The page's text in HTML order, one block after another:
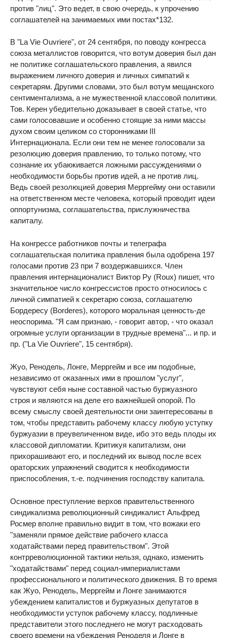
против "лиц". Это ведет, в свою очередь, к упрочению
соглашателей на занимаемых ими постах*132.
В "La Vie Ouvriere", от 24 сентября, по поводу конгресса
союза металлистов говорится, что вотум доверия был дан
не политике соглашательского правления, а явился
выражением личного доверия и личных симпатий к
секретарям. Другими словами, это был вотум мещанского
сентиментализма, а не мужественной классовой политики.
Тов. Керен убедительно доказывает в своей статье, что
сами голосовавшие и особенно стоящие за ними массы
духом своим целиком со сторонниками III
Интернационала. Если они тем не менее голосовали за
резолюцию доверия правлению, то только потому, что
сознание их убаюкивается ложными рассуждениями о
необходимости борьбы против идей, а не против лиц.
Ведь своей резолюцией доверия Мерргейму они оставили
на ответственном месте человека, который проводит идеи
оппортунизма, соглашательства, прислужничества
капиталу.
На конгрессе работников почты и телеграфа
соглашательская политика правления была одобрена 197
голосами против 23 при 7 воздержавшихся. Член
правления интернационалист Виктор Ру (Roux) пишет, что
значительное число конгрессистов просто относилось с
личной симпатией к секретарю союза, соглашателю
Бордересу (Borderes), которого моральная ценность-де
неоспорима. "Я сам признаю, - говорит автор, - что оказал
огромные услуги организации в трудные времена"... и пр. и
пр. ("La Vie Ouvriere", 15 сентября).
Жуо, Ренодель, Лонге, Мерргейм и все им подобные,
независимо от оказанных ими в прошлом "услуг",
чувствуют себя ныне составной частью буржуазного
строя и являются на деле его важнейшей опорой. По
всему смыслу своей деятельности они заинтересованы в
том, чтобы представить рабочему классу любую уступку
буржуазии в преувеличенном виде, ибо это ведь плоды их
классовой дипломатии. Критикуя капитализм, они
прихорашивают его, и последний их вывод после всех
ораторских упражнений сводится к необходимости
приспособления, т.-е. подчинения господству капитала.
Основное преступление верхов правительственного
синдикализма революционный синдикалист Альфред
Росмер вполне правильно видит в том, что вожаки его
"заменяли прямое действие рабочего класса
ходатайствами перед правительством". Этой
контрреволюционной тактики нельзя, однако, изменить
"ходатайствами" перед социал-империалистами
профессионального и политического движения. В то время
как Жуо, Ренодель, Мерргейм и Лонге занимаются
убеждением капиталистов и буржуазных депутатов в
необходимости уступок рабочему классу, подлинные
представители этого последнего не могут расходовать
своего времени на убеждения Реноделя и Лонге в